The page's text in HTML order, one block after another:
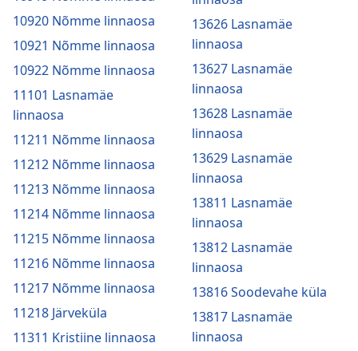
10920 Nõmme linnaosa
10921 Nõmme linnaosa
10922 Nõmme linnaosa
11101 Lasnamäe
linnaosa
11211 Nõmme linnaosa
11212 Nõmme linnaosa
11213 Nõmme linnaosa
11214 Nõmme linnaosa
11215 Nõmme linnaosa
11216 Nõmme linnaosa
11217 Nõmme linnaosa
11218 Järveküla
11311 Kristiine linnaosa
13626 Lasnamäe
linnaosa
13627 Lasnamäe
linnaosa
13628 Lasnamäe
linnaosa
13629 Lasnamäe
linnaosa
13811 Lasnamäe
linnaosa
13812 Lasnamäe
linnaosa
13816 Soodevahe küla
13817 Lasnamäe
linnaosa